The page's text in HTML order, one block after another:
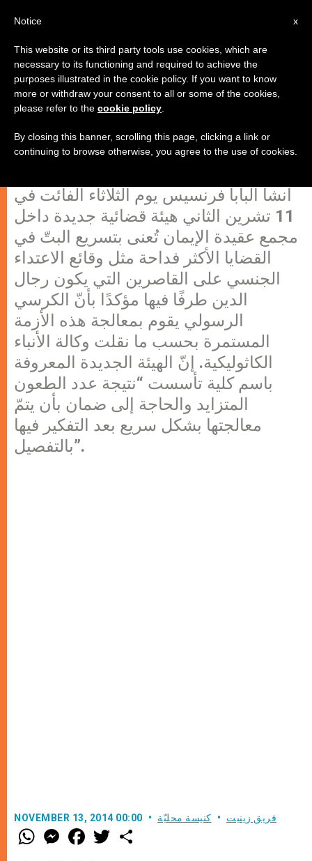
البابا فرنسيس ينشىء هيئة قضائية
جديدة لتسريع البتّ في القضايا الأكثر
فداحة!
أنشأ البابا فرنسيس يوم الثلاثاء الفائت في
11 تشرين الثاني هيئة قضائية جديدة داخل
مجمع عقيدة الإيمان تُعنى بتسريع البتّ في
القضايا الأكثر فداحة مثل وقائع الاعتداء
الجنسي على القاصرين التي يكون رجال
الدين طرفًا فيها مؤكدًا بأنّ الكرسي
الرسولي يقوم بمعالجة هذه الأزمة
المستمرة بحسب ما نقلت وكالة الأنباء
الكاثوليكية. إنّ الهيئة الجديدة المعروفة
باسم كلية تأسست “نتيجة عدد الطعون
المتزايد والحاجة إلى ضمان بأن يتمّ
معالجتها بشكل سريع بعد التفكير فيها
بالتفصيل”.
NOVEMBER 13, 2014 00:00 فريق زينيت كنيسة محليّة
W
h
M
e
F
a w
x
Notice
This website or its third party tools use cookies, which are
necessary to its functioning and required to achieve the
purposes illustrated in the cookie policy. If you want to know
more or withdraw your consent to all or some of the cookies,
please refer to the cookie policy
By closing this banner, scrolling this page, clicking a link or
continuing to browse otherwise, you agree to the use of cookies.